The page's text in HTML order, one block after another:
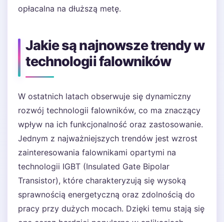
opłacalna na dłuższą metę.
Jakie są najnowsze trendy w
technologii falowników
W ostatnich latach obserwuje się dynamiczny
rozwój technologii falowników, co ma znaczący
wpływ na ich funkcjonalność oraz zastosowanie.
Jednym z najważniejszych trendów jest wzrost
zainteresowania falownikami opartymi na
technologii IGBT (Insulated Gate Bipolar
Transistor), które charakteryzują się wysoką
sprawnością energetyczną oraz zdolnością do
pracy przy dużych mocach. Dzięki temu stają się